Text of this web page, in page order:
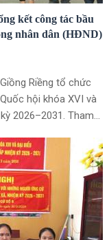
kết công tác bầu
nhân dân (HĐND)
Riềng tổ chức
hội khóa XVI và
2026–2031. Tham
Thị Huyền Trân,
xã, đồng chí Võ
xã, Chủ tịch UBBC
vụ Đảng ủy,
ấp và các tập